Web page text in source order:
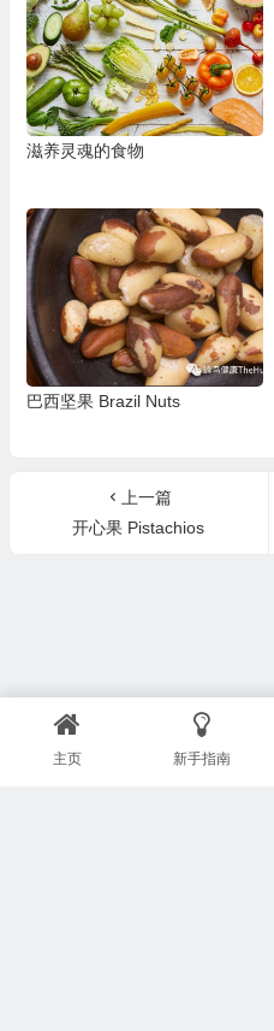
滋养灵魂的食物
巴西坚果 Brazil Nuts
上一篇
开心果 Pistachios
主页 新手指南